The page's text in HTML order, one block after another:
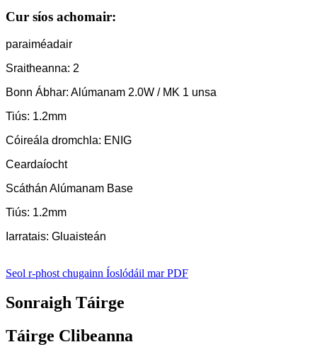
Cur síos achomair:
paraiméadair
Sraitheanna: 2
Bonn Ábhar: Alúmanam 2.0W / MK 1 unsa
Tiús: 1.2mm
Cóireála dromchla: ENIG
Ceardaíocht
Scáthán Alúmanam Base
Tiús: 1.2mm
Iarratais: Gluaisteán
Seol r-phost chugainn Íoslódáil mar PDF
Sonraigh Táirge
Táirge Clibeanna